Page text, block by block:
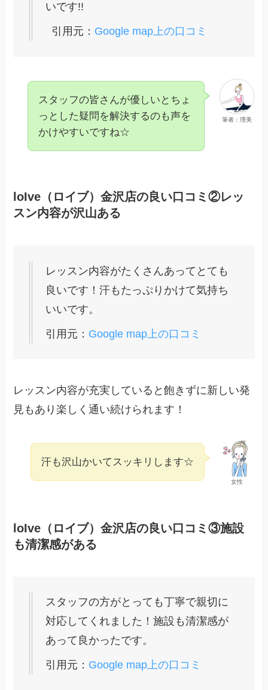
いです!!
引用元： Google map上の口コミ
筆者：理美
スタッフの皆さんが優しいとちょ
っとした疑問を解決するのも声を
かけやすいですね☆
loIve（ロイブ）金沢店の良い口コミ②レッ
スン内容が沢山ある
レッスン内容がたくさんあってとても
良いです！汗もたっぷりかけて気持ち
いいです。
引用元： Google map上の口コミ
レッスン内容が充実していると飽きずに新しい発
見もあり楽しく通い続けられます！
女性
汗も沢山かいてスッキリします☆
loIve（ロイブ）金沢店の良い口コミ③施設
も清潔感がある
スタッフの方がとっても丁寧で親切に
対応してくれました！施設も清潔感が
あって良かったです。
引用元： Google map上の口コミ